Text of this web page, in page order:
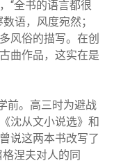
“全书的语言都很
语，风度宛然；
风俗的描写。在创
曲作品，这实在是
前。高三时为避战
沈从文小说选》和
说这两本书改写了
涅夫对人的同